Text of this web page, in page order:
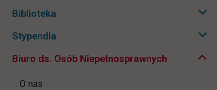
Biblioteka
Rozwiń podmenu
Stypendia Rozwiń podmenu
Biuro ds. Osób Niepełnosprawnych
Zwiń podmenu
O nas